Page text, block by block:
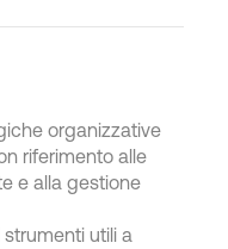
organizzative
riferimento alle
e alla gestione
utili a